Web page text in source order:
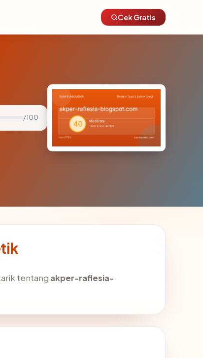
Cek Gratis
/ 100
tentang akper-raflesia-